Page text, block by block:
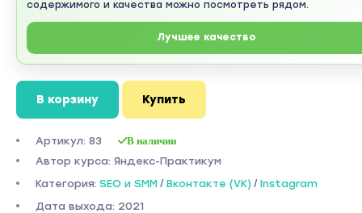
содержимого и качества можно посмотреть рядом.
Лучшее качество
В корзину Купить
Артикул: 83 В наличии
Автор курса: Яндекс-Практикум
Категория: SEO и SMM / Вконтакте (VK) / Instagram
Дата выхода: 2021